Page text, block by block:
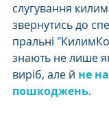
слугування
звернутись до
пральні
знають не лише
виріб, але й не
пошкоджень.